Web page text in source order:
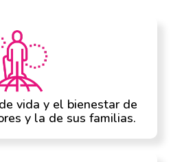
vida y el bienestar de
y la de sus familias.